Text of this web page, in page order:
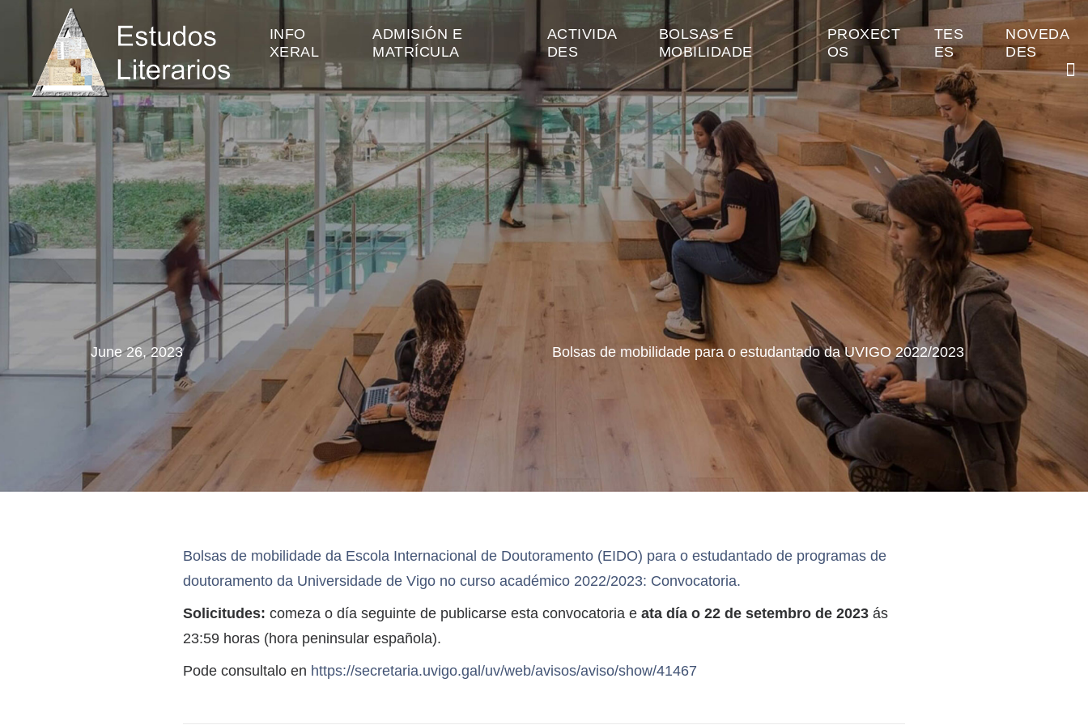
INFO
XERAL
ADMISIÓN E
MATRÍCULA
ACTIVIDA
DES
BOLSAS E
MOBILIDADE
PROXECT
OS
TES
ES
NOVEDA
DES
June 26, 2023 Bolsas de mobilidade para o estudantado da UVIGO 2022/2023
Bolsas de mobilidade da Escola Internacional de Doutoramento (EIDO) para o estudantado de programas de
doutoramento da Universidade de Vigo no curso académico 2022/2023: Convocatoria.
Solicitudes: comeza o día seguinte de publicarse esta convocatoria e ata día o 22 de setembro de 2023 ás
23:59 horas (hora peninsular española).
Pode consultalo en https://secretaria.uvigo.gal/uv/web/avisos/aviso/show/41467